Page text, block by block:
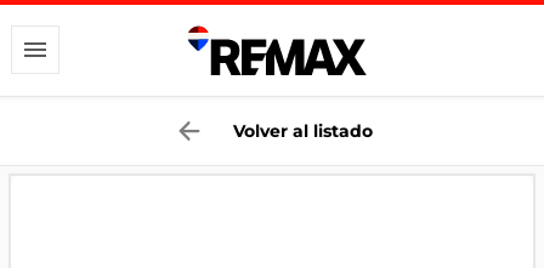
Volver al listado